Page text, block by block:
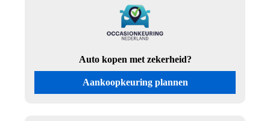
Auto kopen met zekerheid?
Aankoopkeuring plannen